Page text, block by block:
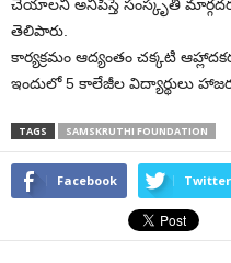
చేయాలని అనిపిస్తే సంస్కృతి
తెలిపారు.
కార్యక్రమం ఆద్యంతం చక్కటి
ఇందులో 5 కాలేజీల విద్యార్థులు
TAGS SAMSKRUTHI FOUNDATION
Facebook Twitter